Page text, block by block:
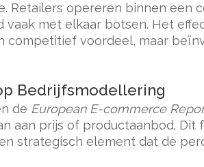
Retailers opereren binnen een
met elkaar botsen. Het
competitief voordeel, maar
Bedrijfsmodellering
de European E-commerce
aan prijs of productaanbod.
strategisch element dat de